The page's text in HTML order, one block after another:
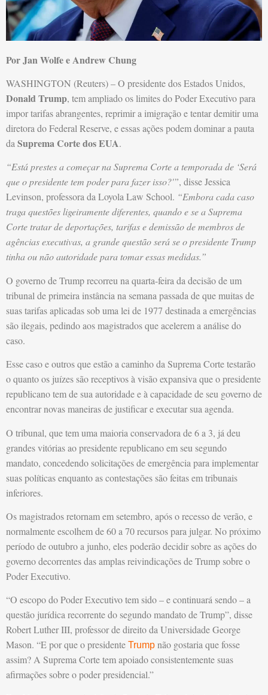
Por Jan Wolfe e Andrew Chung
WASHINGTON (Reuters) – O presidente dos Estados Unidos,
Donald Trump, tem ampliado os limites do Poder Executivo para
impor tarifas abrangentes, reprimir a imigração e tentar demitir uma
diretora do Federal Reserve, e essas ações podem dominar a pauta
da Suprema Corte dos EUA.
“Está prestes a começar na Suprema Corte a temporada de ‘Será
que o presidente tem poder para fazer isso?'”, disse Jessica
Levinson, professora da Loyola Law School. “Embora cada caso
traga questões ligeiramente diferentes, quando e se a Suprema
Corte tratar de deportações, tarifas e demissão de membros de
agências executivas, a grande questão será se o presidente Trump
tinha ou não autoridade para tomar essas medidas.”
O governo de Trump recorreu na quarta-feira da decisão de um
tribunal de primeira instância na semana passada de que muitas de
suas tarifas aplicadas sob uma lei de 1977 destinada a emergências
são ilegais, pedindo aos magistrados que acelerem a análise do
caso.
Esse caso e outros que estão a caminho da Suprema Corte testarão
o quanto os juízes são receptivos à visão expansiva que o presidente
republicano tem de sua autoridade e à capacidade de seu governo de
encontrar novas maneiras de justificar e executar sua agenda.
O tribunal, que tem uma maioria conservadora de 6 a 3, já deu
grandes vitórias ao presidente republicano em seu segundo
mandato, concedendo solicitações de emergência para implementar
suas políticas enquanto as contestações são feitas em tribunais
inferiores.
Os magistrados retornam em setembro, após o recesso de verão, e
normalmente escolhem de 60 a 70 recursos para julgar. No próximo
período de outubro a junho, eles poderão decidir sobre as ações do
governo decorrentes das amplas reivindicações de Trump sobre o
Poder Executivo.
“O escopo do Poder Executivo tem sido – e continuará sendo – a
questão jurídica recorrente do segundo mandato de Trump”, disse
Robert Luther III, professor de direito da Universidade George
Mason. “E por que o presidente Trump não gostaria que fosse
assim? A Suprema Corte tem apoiado consistentemente suas
afirmações sobre o poder presidencial.”